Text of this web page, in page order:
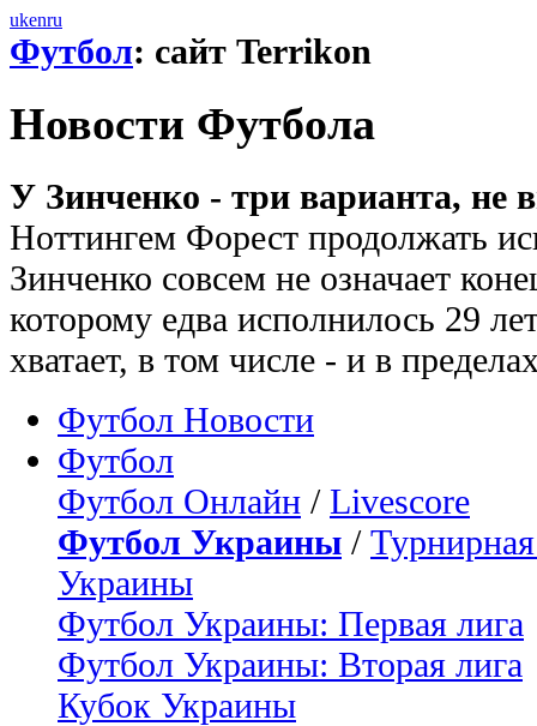
ukenru
Футбол: сайт Terrikon
Новости Футбола
У Зинченко - три варианта, не
Ноттингем Форест продолжать
Зинченко совсем не означает
которому едва исполнилось 29
хватает, в том числе - и в
Футбол Новости
Футбол
Футбол Онлайн / Livescore
Футбол Украины /
Украины
Футбол Украины: Первая лига
Футбол Украины: Вторая лига
Кубок Украины